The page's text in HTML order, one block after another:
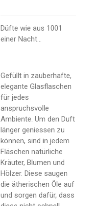
Düfte wie aus 1001
einer Nacht...
Gefüllt in zauberhafte,
elegante Glasflaschen
für jedes
anspruchsvolle
Ambiente. Um den Duft
länger geniessen zu
können, sind in jedem
Fläschen natürliche
Kräuter, Blumen und
Hölzer. Diese saugen
die ätherischen Öle auf
und sorgen dafür, dass